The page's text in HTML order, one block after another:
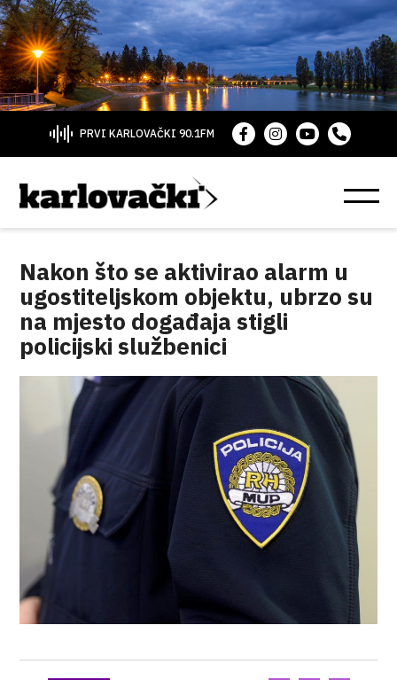
PRVI KARLOVAČKI 90.1FM
Nakon što se aktivirao alarm u
ugostiteljskom objektu, ubrzo su
na mjesto događaja stigli
policijski službenici